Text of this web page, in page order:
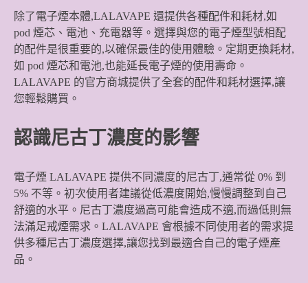
除了電子煙本體,LALAVAPE 還提供各種配件和耗材,如
pod 煙芯、電池、充電器等。選擇與您的電子煙型號相配
的配件是很重要的,以確保最佳的使用體驗。定期更換耗材,
如 pod 煙芯和電池,也能延長電子煙的使用壽命。
LALAVAPE 的官方商城提供了全套的配件和耗材選擇,讓
您輕鬆購買。
認識尼古丁濃度的影響
電子煙 LALAVAPE 提供不同濃度的尼古丁,通常從 0% 到
5% 不等。初次使用者建議從低濃度開始,慢慢調整到自己
舒適的水平。尼古丁濃度過高可能會造成不適,而過低則無
法滿足戒煙需求。LALAVAPE 會根據不同使用者的需求提
供多種尼古丁濃度選擇,讓您找到最適合自己的電子煙產
品。